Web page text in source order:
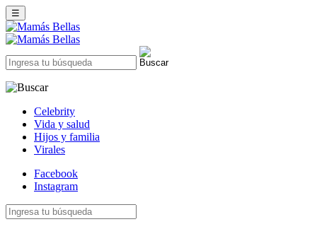
☰
Celebrity
Vida y salud
Hijos y familia
Virales
Facebook
Instagram